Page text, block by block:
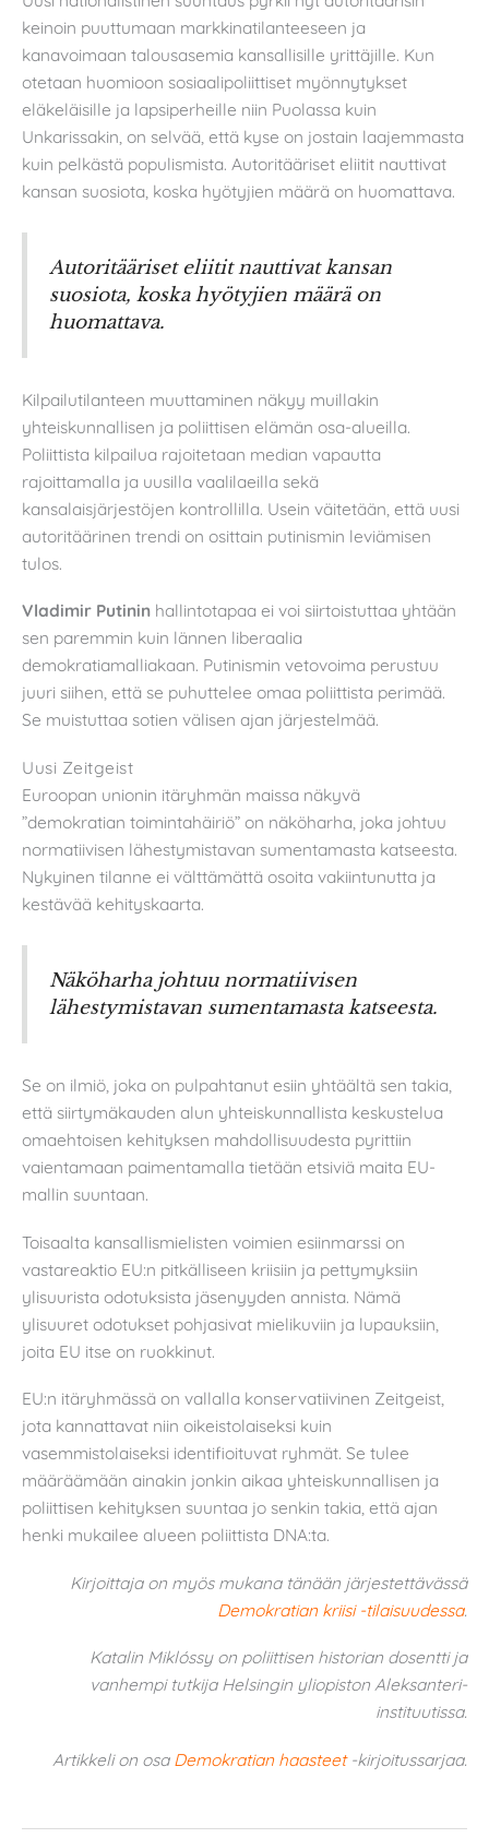
keinoin puuttumaan markkinatilanteeseen ja
kanavoimaan talousasemia kansallisille yrittäjille. Kun
otetaan huomioon sosiaalipoliittiset myönnytykset
eläkeläisille ja lapsiperheille niin Puolassa kuin
Unkarissakin, on selvää, että kyse on jostain laajemmasta
kuin pelkästä populismista. Autoritääriset eliitit nauttivat
kansan suosiota, koska hyötyjien määrä on huomattava.
Autoritääriset eliitit nauttivat kansan
suosiota, koska hyötyjien määrä on
huomattava.
Kilpailutilanteen muuttaminen näkyy muillakin
yhteiskunnallisen ja poliittisen elämän osa-alueilla.
Poliittista kilpailua rajoitetaan median vapautta
rajoittamalla ja uusilla vaalilaeilla sekä
kansalaisjärjestöjen kontrollilla. Usein väitetään, että uusi
autoritäärinen trendi on osittain putinismin leviämisen
tulos.
Vladimir Putinin hallintotapaa ei voi siirtoistuttaa yhtään
sen paremmin kuin lännen liberaalia
demokratiamalliakaan. Putinismin vetovoima perustuu
juuri siihen, että se puhuttelee omaa poliittista perimää.
Se muistuttaa sotien välisen ajan järjestelmää.
Uusi Zeitgeist
Euroopan unionin itäryhmän maissa näkyvä
”demokratian toimintahäiriö” on näköharha, joka johtuu
normatiivisen lähestymistavan sumentamasta katseesta.
Nykyinen tilanne ei välttämättä osoita vakiintunutta ja
kestävää kehityskaarta.
Näköharha johtuu normatiivisen
lähestymistavan sumentamasta katseesta.
Se on ilmiö, joka on pulpahtanut esiin yhtäältä sen takia,
että siirtymäkauden alun yhteiskunnallista keskustelua
omaehtoisen kehityksen mahdollisuudesta pyrittiin
vaientamaan paimentamalla tietään etsiviä maita EU-
mallin suuntaan.
Toisaalta kansallismielisten voimien esiinmarssi on
vastareaktio EU:n pitkälliseen kriisiin ja pettymyksiin
ylisuurista odotuksista jäsenyyden annista. Nämä
ylisuuret odotukset pohjasivat mielikuviin ja lupauksiin,
joita EU itse on ruokkinut.
EU:n itäryhmässä on vallalla konservatiivinen Zeitgeist,
jota kannattavat niin oikeistolaiseksi kuin
vasemmistolaiseksi identifioituvat ryhmät. Se tulee
määräämään ainakin jonkin aikaa yhteiskunnallisen ja
poliittisen kehityksen suuntaa jo senkin takia, että ajan
henki mukailee alueen poliittista DNA:ta.
Kirjoittaja on myös mukana tänään järjestettävässä
Demokratian kriisi -tilaisuudessa.
Katalin Miklóssy on poliittisen historian dosentti ja
vanhempi tutkija Helsingin yliopiston Aleksanteri-
instituutissa.
Artikkeli on osa Demokratian haasteet-kirjoitussarjaa.